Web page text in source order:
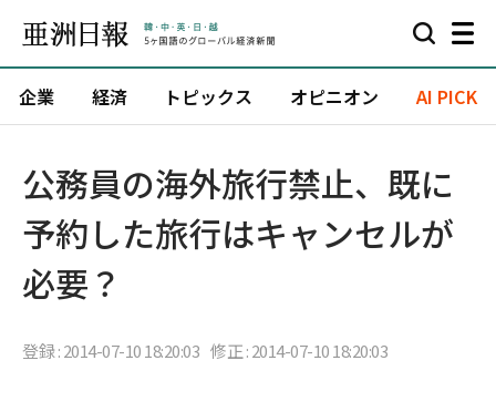
企業 経済 トピックス オピニオン AI PICK
公務員の海外旅行禁止、既に
予約した旅行はキャンセルが
必要？
登録 : 2014-07-10 18:20:03 修正 : 2014-07-10 18:20:03